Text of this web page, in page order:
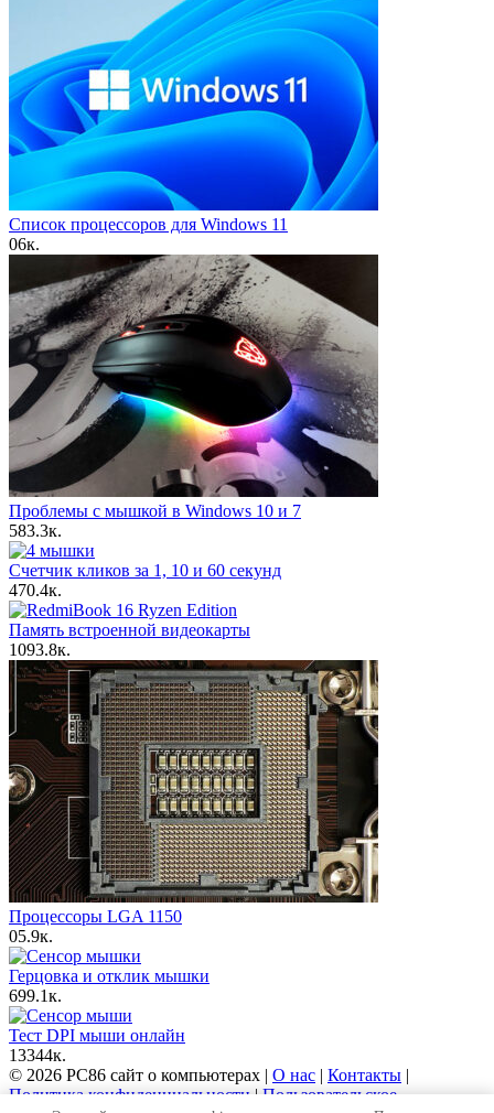
Список процессоров для Windows 11
06к.
Проблемы с мышкой в Windows 10 и 7
583.3к.
Счетчик кликов за 1, 10 и 60 секунд
470.4к.
Память встроенной видеокарты
1093.8к.
Процессоры LGA 1150
05.9к.
Герцовка и отклик мышки
699.1к.
Тест DPI мыши онлайн
13344к.
© 2026 PC86 сайт о компьютерах | О нас | Контакты |
Политика конфиденциальности|Пользовательское